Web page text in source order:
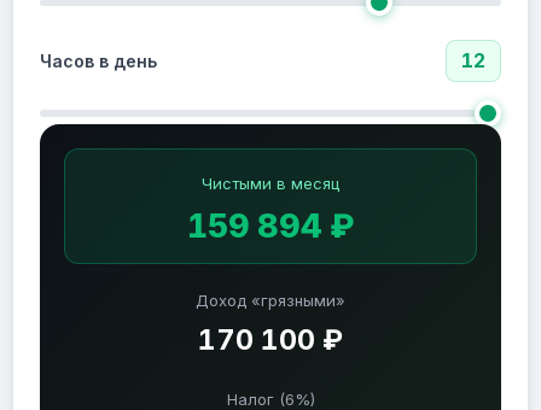
Часов в день 12
Доход «грязными»
170 100 ₽
Налог (6%)
Чистыми в месяц
159 894 ₽